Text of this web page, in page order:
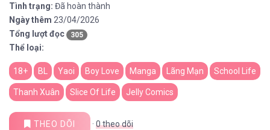
Tình trạng: Đã hoàn thành
Ngày thêm 23/04/2026
Tổng lượt đọc
305
Thể loại:
18+ BL Yaoi Boy Love Manga Lãng Mạn School Life
Thanh Xuân Slice Of Life Jelly Comics
THEO DÕI · 0theo dõi